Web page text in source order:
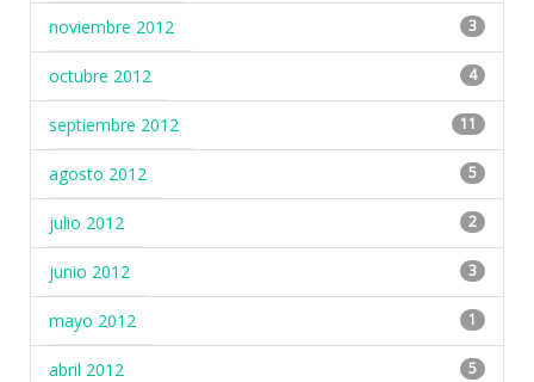
noviembre 2012 3
octubre 2012 4
septiembre 2012 11
agosto 2012 5
julio 2012 2
junio 2012 3
mayo 2012 1
abril 2012 5